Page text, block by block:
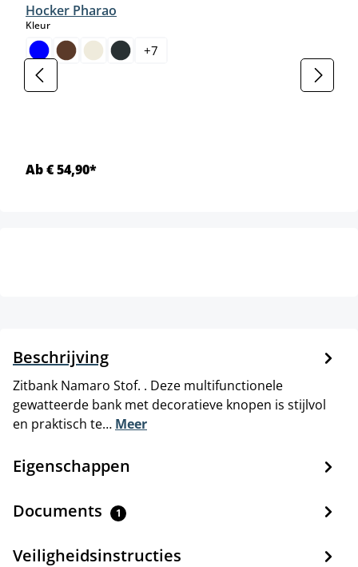
Hocker Pharao
Kleurselect
+7
Ab € 54,90*
Beschrijving
Zitbank Namaro Stof. . Deze multifunctionele
gewatteerde bank met decoratieve knopen is stijlvol
en praktisch te… Meer
Eigenschappen
Documents 1
Veiligheidsinstructies